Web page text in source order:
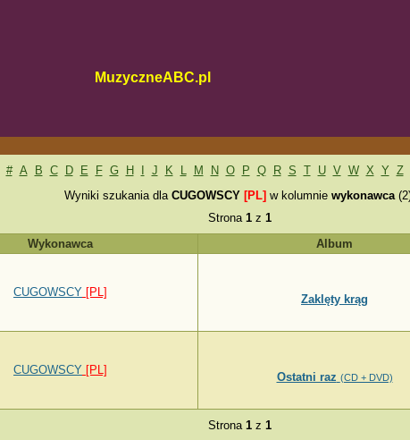
MuzyczneABC.pl
# A B C D E F G H J K L M N O P Q R S T U V W X Y Z
Wyniki szukania dla CUGOWSCY[PL] w kolumnie wykonawca
Strona 1z 1
Wykonawca Album
CUGOWSCY [PL]
Zaklęty krąg
CUGOWSCY [PL]
Ostatni raz (CD + DVD)
Strona 1z 1